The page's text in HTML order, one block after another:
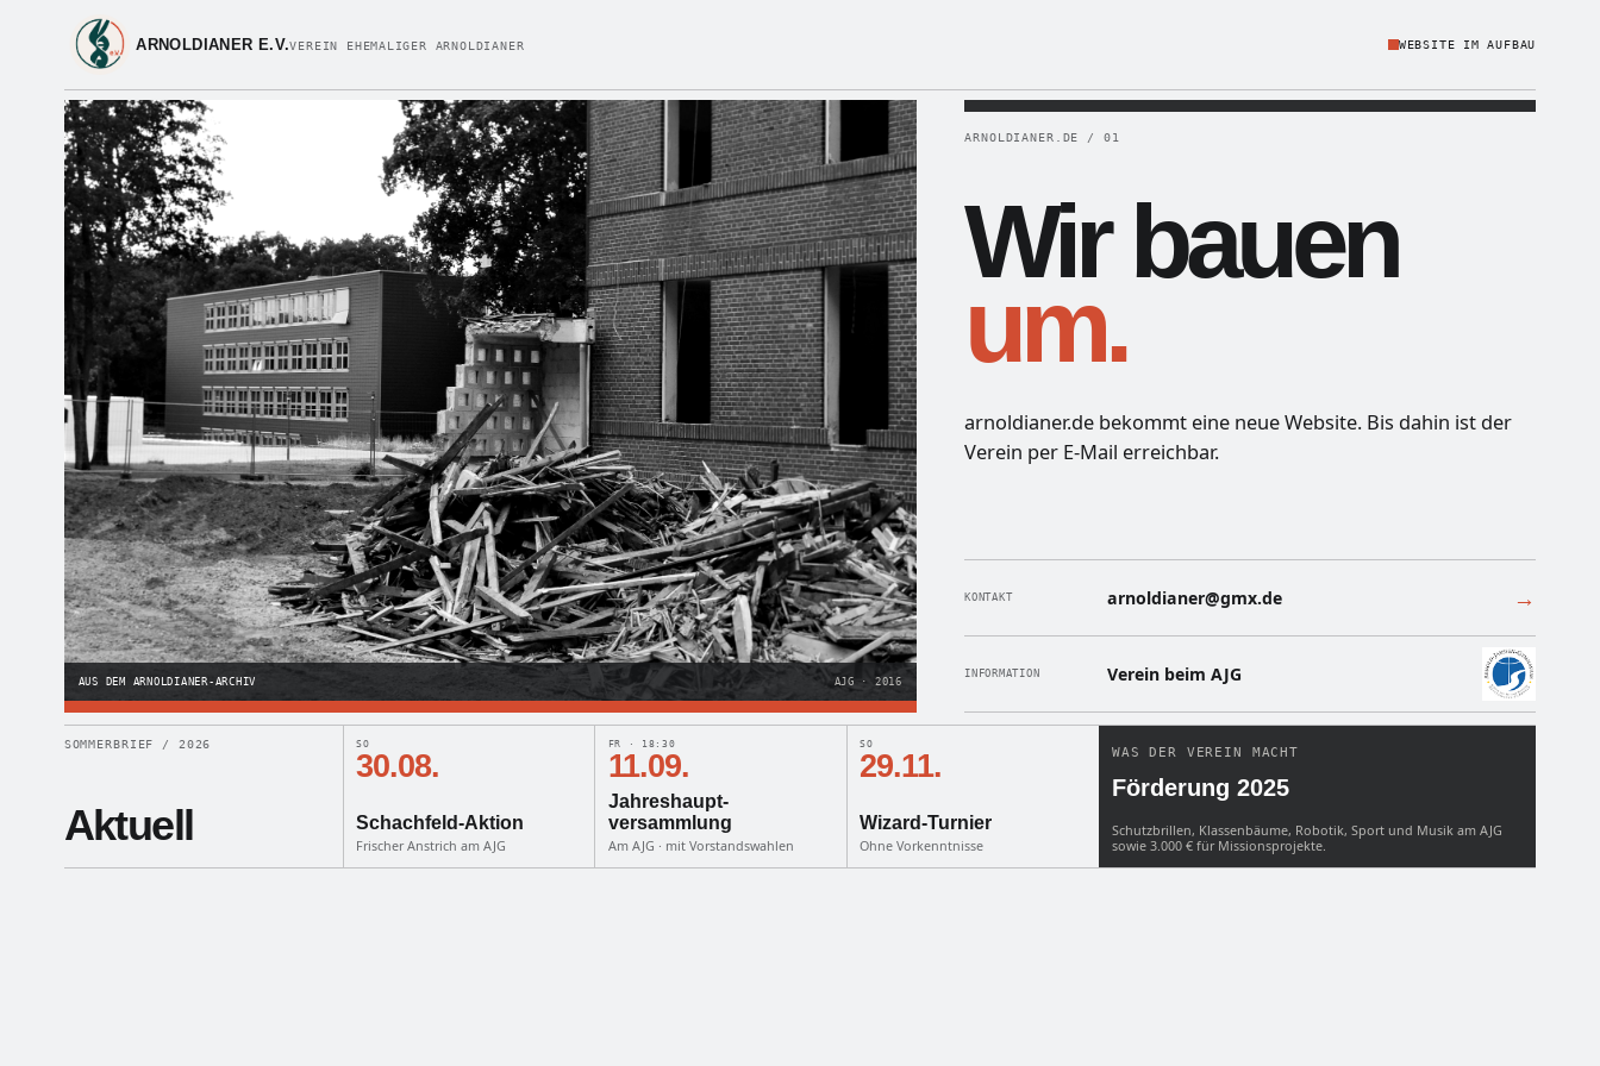
ARNOLDIANER E.V.VEREIN EHEMALIGER ARNOLDIANER WEBSITE IM AUFBAU
AUS DEM ARNOLDIANER-ARCHIV AJG · 2016
ARNOLDIANER.DE / 01
Wir bauen
um.
arnoldianer.de bekommt eine neue Website. Bis dahin ist der
Verein per E-Mail erreichbar.
KONTAKT arnoldianer@gmx.de →
INFORMATION Verein beim AJG
SOMMERBRIEF / 2026
Aktuell
SO
30.08.
Schachfeld-Aktion
Frischer Anstrich am AJG
FR · 18:30
11.09.
Jahreshaupt­
versammlung
Am AJG · mit Vorstandswahlen
SO
29.11.
Wizard-Turnier
Ohne Vorkenntnisse
WAS DER VEREIN MACHT
Förderung 2025
Schutzbrillen, Klassenbäume, Robotik, Sport und Musik am AJG
sowie 3.000 € für Missionsprojekte.